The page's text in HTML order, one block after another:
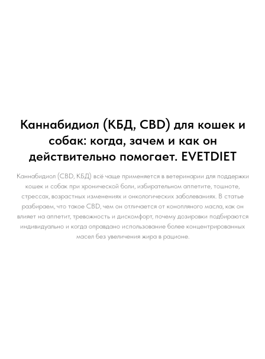
Каннабидиол (КБД, CBD) для кошек и
собак: когда, зачем и как он
действительно помогает. EVETDIET
Каннабидиол (CBD, КБД) всё чаще применяется в ветеринарии для поддержки
кошек и собак при хронической боли, избирательном аппетите, тошноте,
стрессах, возрастных изменениях и онкологических заболеваниях. В статье
разбираем, что такое CBD, чем он отличается от конопляного масла, как он
влияет на аппетит, тревожность и дискомфорт, почему дозировки подбираются
индивидуально и когда оправдано использование более концентрированных
масел без увеличения жира в рационе.